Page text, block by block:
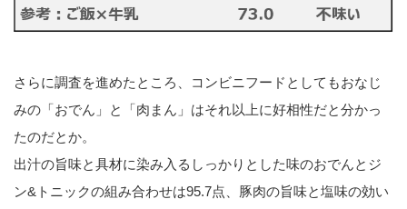
さらに調査を進めたところ、コンビニフードとしてもおなじ
みの「おでん」と「肉まん」はそれ以上に好相性だと分かっ
たのだとか。
出汁の旨味と具材に染み入るしっかりとした味のおでんとジ
ン&トニックの組み合わせは95.7点、豚肉の旨味と塩味の効い